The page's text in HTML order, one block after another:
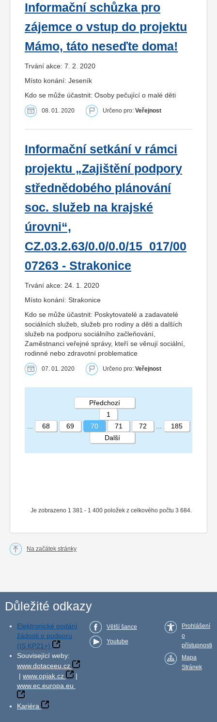
Informační schůzka pro
zájemce o vstup do projektu
Mámo, táto neseďte doma!
Trvání akce: 7. 2. 2020
Místo konání: Jeseník
Kdo se může účastnit: Osoby pečující o malé děti
08. 01. 2020 Určeno pro: Veřejnost
Informační setkání v rámci
projektu „Zajištění podpory
střednědobého plánování
soc. služeb na krajské
úrovni“,
CZ.03.2.63/0.0/0.0/15_017/00
07263 - Strakonice
Trvání akce: 24. 1. 2020
Místo konání: Strakonice
Kdo se může účastnit: Poskytovatelé a zadavatelé
sociálních služeb, služeb pro rodiny a děti a dalších
služeb na podporu sociálního začleňování,
Zaměstnanci veřejné správy, kteří se věnují sociální,
rodinné nebo zdravotní problematice
07. 01. 2020 Určeno pro: Veřejnost
STRÁNKA 70 185
Je zobrazeno 1 381 - 1 400 položek z celkového počtu 3 684.
Předchozí
1
68 69 70 71 72
185
Další
Na začátek stránky
Důležité odkazy
Elektronické podání
žádosti o podporu
(IS KP21+)
Související weby:
www.dotaceeu.cz
| www.opjak.cz
|
www.ec.europa.eu
Kariéra
Větší šance
Youtube
Prohlášení
o
přístupnosti
Mapa
Stránek